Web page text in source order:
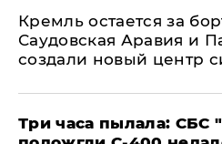
​Кремль остается за
Саудовская Аравия и
создали новый центр
Три часа пылала: СБС